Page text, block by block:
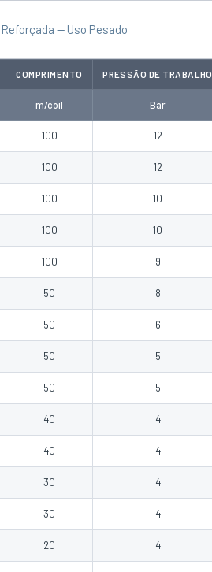
— Uso Pesado
COMPRIMENTO PRESSÃO DE TRABALHO
m/coil Bar
100 12
100 12
100 10
100 10
100 9
50 8
50 6
50 5
50 5
40 4
40 4
30 4
30 4
20 4